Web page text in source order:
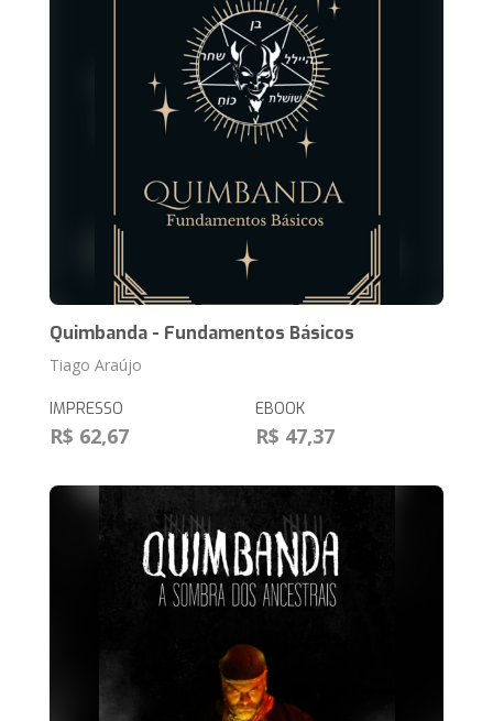
Quimbanda - Fundamentos Básicos
Tiago Araújo
IMPRESSO
R$ 62,67
EBOOK
R$ 47,37